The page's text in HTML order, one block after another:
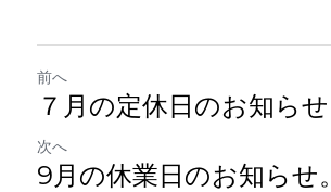
前へ
７月の定休日のお知らせ
次へ
9月の休業日のお知らせ。